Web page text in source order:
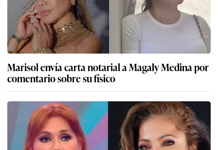
Marisol envía carta notarial a Magaly Medina por
comentario sobre su físico